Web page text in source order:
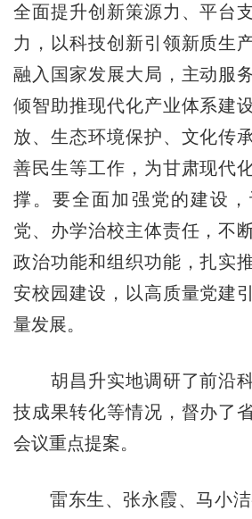
全面提升创新策源力、平台
力，以科技创新引领新质生
融入国家发展大局，主动服
倾智助推现代化产业体系建
放、生态环境保护、文化传
善民生等工作，为甘肃现代
撑。要全面加强党的建设
党、办学治校主体责任，不
政治功能和组织功能，扎实
安校园建设，以高质量党建
量发展。
胡昌升实地调研了前沿科
技成果转化等情况，督办了
会议重点提案。
雷东生、张永霞、马小洁